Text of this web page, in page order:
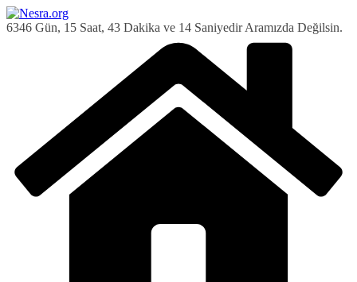
Skip
to
6346 Gün, 15 Saat, 43 Dakika ve 15 Saniyedir Aramızda Değilsin.